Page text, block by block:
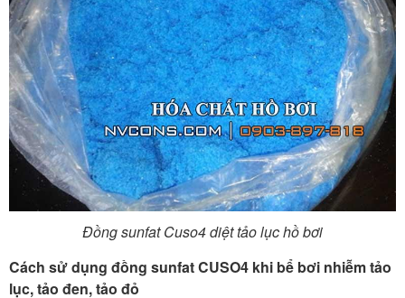
Đồng sunfat Cuso4 diệt tảo lục hồ bơi
Cách sử dụng đồng sunfat CUSO4 khi bể bơi nhiễm tảo
lục, tảo đen, tảo đỏ